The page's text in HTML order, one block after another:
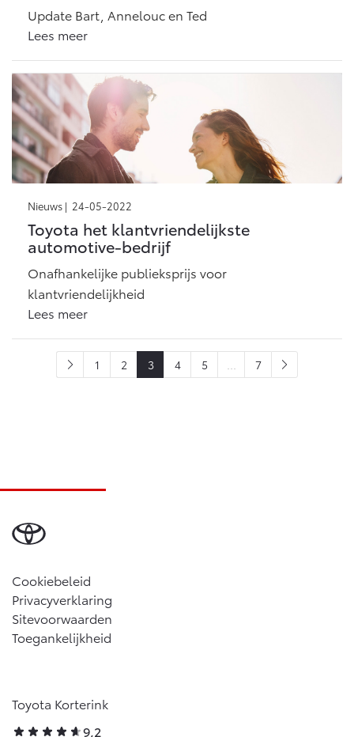
Update Bart, Annelouc en Ted
Lees meer
Nieuws | 24-05-2022
Toyota het klantvriendelijkste
automotive-bedrijf
Onafhankelijke publieksprijs voor
klantvriendelijkheid
Lees meer
1 2 3 4 5 ... 7
Cookiebeleid
Privacyverklaring
Sitevoorwaarden
Toegankelijkheid
Toyota Korterink
9,2